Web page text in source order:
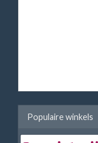
Populaire winkels